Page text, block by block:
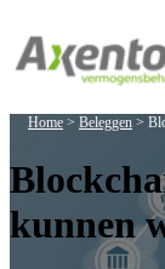
All
Accessibility
reader.
To
start
the
Home > Beleggen >
kunnen